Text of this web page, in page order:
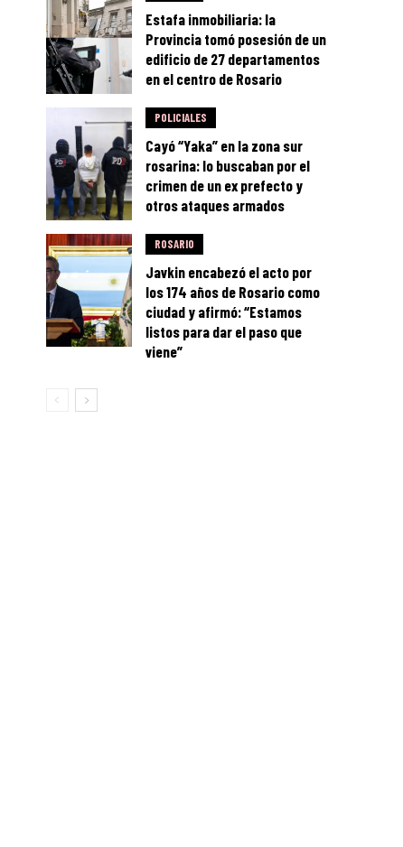
Estafa inmobiliaria: la
Provincia tomó posesión de un
edificio de 27 departamentos
en el centro de Rosario
POLICIALES
Cayó “Yaka” en la zona sur
rosarina: lo buscaban por el
crimen de un ex prefecto y
otros ataques armados
ROSARIO
Javkin encabezó el acto por
los 174 años de Rosario como
ciudad y afirmó: “Estamos
listos para dar el paso que
viene”